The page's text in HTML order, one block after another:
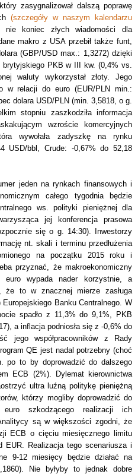
zasygnalizował dalszą poprawę
(szczegóły w naszym kalendarzu
koniec złych wiadomości dla
makro z USA przebił także funt,
(GBP/USD max.: 1,3272) dzięki
PKB w III kw. (0,4% vs.
waluty wykorzystał złoty. Jego
w relacji do euro (EUR/PLN min.:
dolara USD/PLN (min. 3,5818, o g.
stopniu zaszkodziła informacja
wzroście komercyjnych
wywołała zadyszkę na rynku
USD/bbl, Crude: -0,67% do 52,18
jeden na rynkach finansowych i
całego tygodnia będzie
ws. polityki pieniężnej dla
jej konferencja prasowa
się o g. 14:30). Inwestorzy
nt. skali i terminu przedłużenia
na początku 2015 roku i
przyznać, że makroekonomiczny
wypada nader korzystnie, a
że to w znacznej mierze zasługa
Banku Centralnego. W
spadło z 11,3% do 9,1%, PKB
a inflacja podniosła się z -0,6% do
jego współpracowników z Rady
QE jest nadal potrzebny (choć
po to by doprowadzić do dalszego
ECB (2%). Dylemat kierownictwa
ultra luźną politykę pieniężną
którzy mogliby doprowadzić do
euro szkodzącego realizacji ich
są w większości zgodni, że
ECB o cięciu miesięcznego limitu
Realizacja tego scenariusza i
9-12 miesięcy będzie działać na
Nie byłyby to jednak dobre